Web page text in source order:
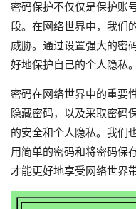
密码保护不仅仅是保护账
段。在网络世界中，我们
威胁。通过设置强大的密
好地保护自己的个人隐私。
密码在网络世界中的重要
隐藏密码，以及采取密码
的安全和个人隐私。我们
用简单的密码和将密码保
才能更好地享受网络世界